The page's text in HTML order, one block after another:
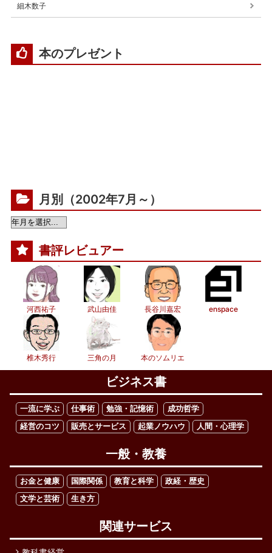
細木数子
本のプレゼント
月別（2002年7月～）
書評レビュアー
河西祐子 武山由佳 長谷川嘉宏 enspace
椎木秀行 三角の月 本のソムリエ
ビジネス書
一流に学ぶ 仕事術 勉強・記憶術
成功哲学
経営のコツ
販売とサービス 起業ノウハウ 人間・心理学
一般・教養
お金と健康 国際関係 教育と科学
政経・歴史
文学と芸術
生き方
関連サービス